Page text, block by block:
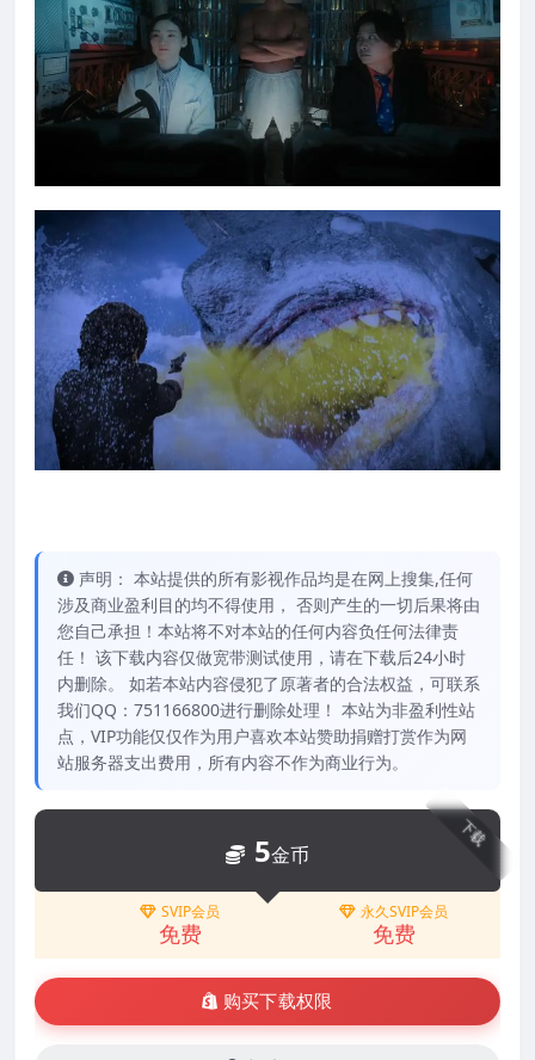
声明： 本站提供的所有影视作品均是在网上搜集,任何
涉及商业盈利目的均不得使用， 否则产生的一切后果将由
您自己承担！本站将不对本站的任何内容负任何法律责
任！ 该下载内容仅做宽带测试使用，请在下载后24小时
内删除。 如若本站内容侵犯了原著者的合法权益，可联系
我们QQ：751166800进行删除处理！ 本站为非盈利性站
点，VIP功能仅仅作为用户喜欢本站赞助捐赠打赏作为网
站服务器支出费用，所有内容不作为商业行为。
下载
5金币
SVIP会员
免费
永久SVIP会员
免费
购买下载权限